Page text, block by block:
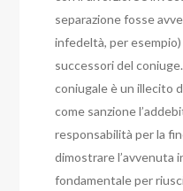
separazione fosse
infedeltà, per
successori del coniuge.
coniugale è un illecito
come sanzione
responsabilità per la
dimostrare l’avvenuta
fondamentale per